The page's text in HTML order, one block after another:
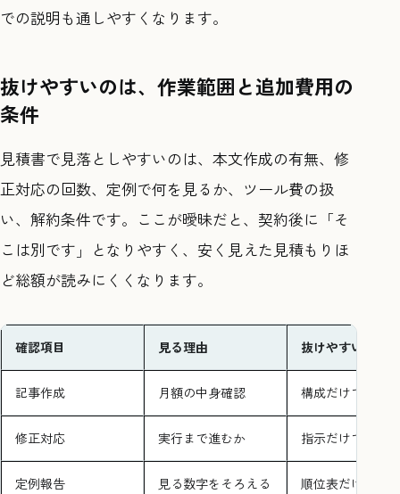
での説明も通しやすくなります。
抜けやすいのは、作業範囲と追加費用の
条件
見積書で見落としやすいのは、本文作成の有無、修
正対応の回数、定例で何を見るか、ツール費の扱
い、解約条件です。ここが曖昧だと、契約後に「そ
こは別です」となりやすく、安く見えた見積もりほ
ど総額が読みにくくなります。
確認項目 見る理由 抜けやすい例
記事作成 月額の中身確認 構成だけで本文
修正対応 実行まで進むか 指示だけで終わ
定例報告 見る数字をそろえる 順位表だけ